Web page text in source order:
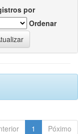
por
Ordenar
1 Póximo